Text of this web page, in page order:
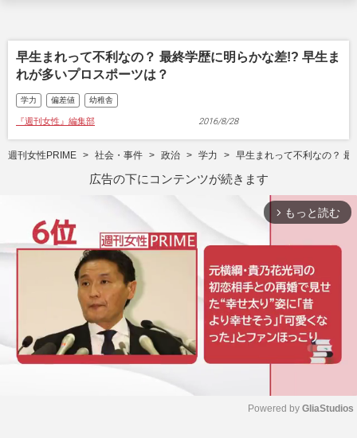
早生まれって不利なの？ 最終学歴に明らかな差!? 早生ま
れが多いプロスポーツは？
学力 偏差値 幼稚舎
『週刊女性』編集部 2016/8/28
週刊女性PRIME 社会・事件 政治 学力 早生まれって不利なの？
広告の下にコンテンツが続きます
arrow_forward_ios もっと読む
Powered by GliaStudios